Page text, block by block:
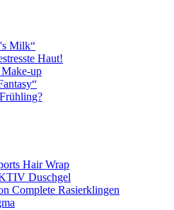
Milk“
Haut!
up
Hair Wrap
Duschgel
Complete Rasierklingen